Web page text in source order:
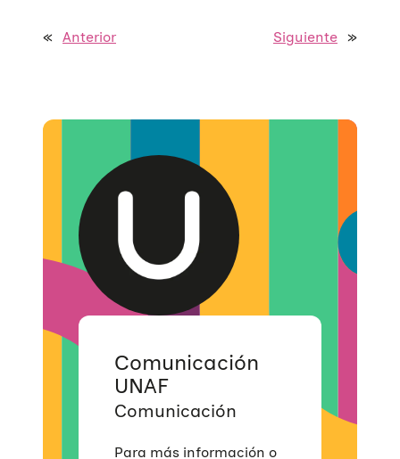
« Anterior Siguiente »
Comunicación
UNAF
Comunicación
Para más información o